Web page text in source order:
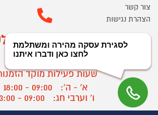
צור קשר
הצהרת נגישות
מוקד הזמנות ושירות
03-9545370
שעות פעילות מוקד
א' - ה':
09:00 - 18:00
ו' וערבי חג:
09:00 - 13:00